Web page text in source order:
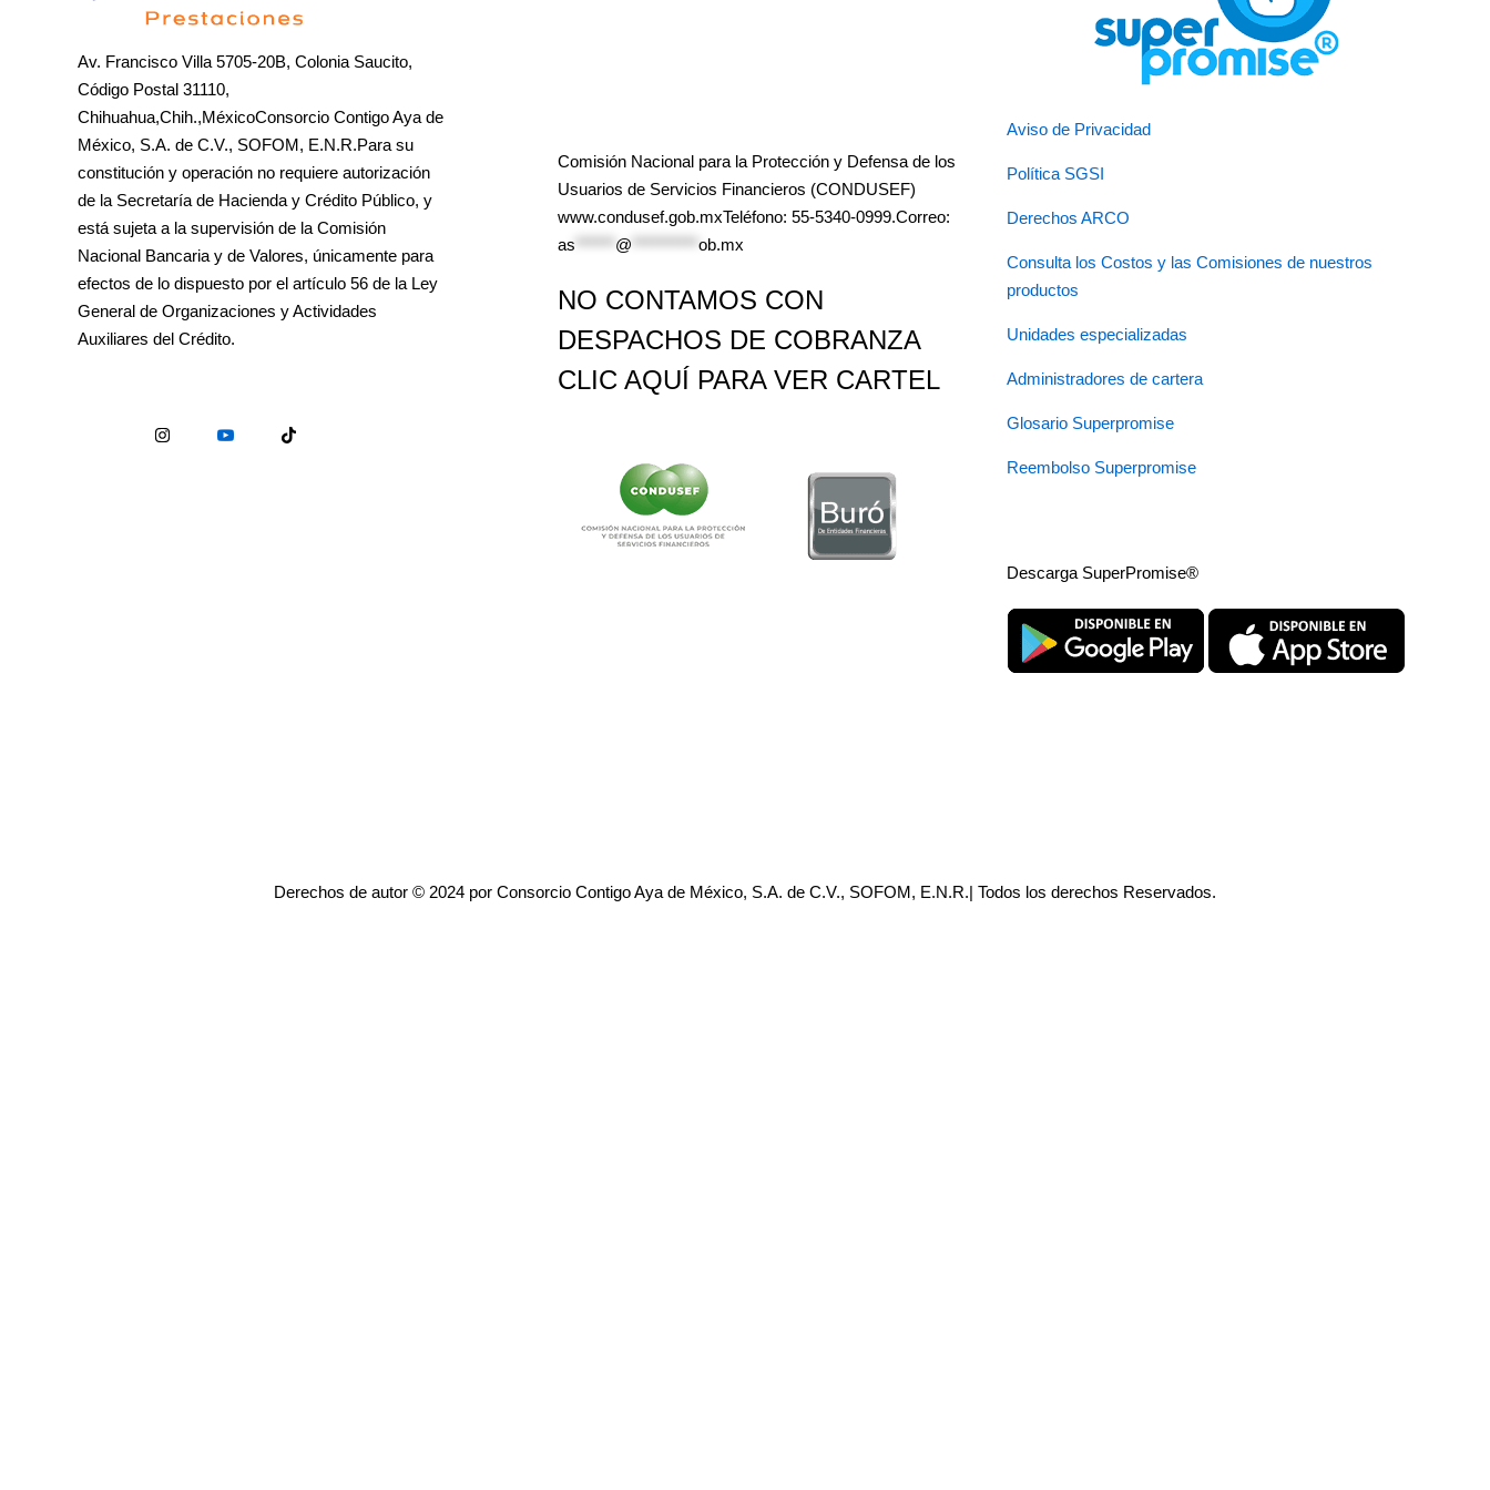
Av. Francisco Villa 5705-20B, Colonia Saucito,
Código Postal 31110,
Chihuahua,Chih.,MéxicoConsorcio Contigo Aya de
México, S.A. de C.V., SOFOM, E.N.R.Para su
constitución y operación no requiere autorización
de la Secretaría de Hacienda y Crédito Público, y
está sujeta a la supervisión de la Comisión
Nacional Bancaria y de Valores, únicamente para
efectos de lo dispuesto por el artículo 56 de la Ley
General de Organizaciones y Actividades
Auxiliares del Crédito.
Comisión Nacional para la Protección y Defensa de los
Usuarios de Servicios Financieros (CONDUSEF)
www.condusef.gob.mxTeléfono: 55-5340-0999.Correo:
as
@ ob.mx
NO CONTAMOS CON
DESPACHOS DE COBRANZA
CLIC AQUÍ PARA VER CARTEL
Aviso de Privacidad
Política SGSI
Derechos ARCO
Consulta los Costos y las Comisiones de nuestros
productos
Unidades especializadas
Administradores de cartera
Glosario Superpromise
Reembolso Superpromise
Descarga SuperPromise®
Derechos de autor © 2024 por Consorcio Contigo Aya de México, S.A. de C.V., SOFOM, E.N.R.| Todos los derechos Reservados.